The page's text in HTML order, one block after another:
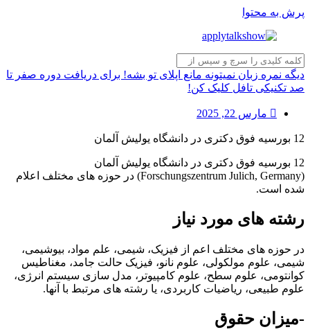
پرش به محتوا
دیگه نمره زبان نمیتونه مانع اپلای تو بشه! برای دریافت دوره صفر تا
صد تکنیکی تافل کلیک کن!
مارس 22, 2025
12 بورسیه فوق دکتری در دانشگاه یولیش آلمان
12 بورسیه فوق دکتری در دانشگاه یولیش آلمان
(Forschungszentrum Julich, Germany) در حوزه های مختلف اعلام
شده است.
رشته های مورد نیاز
در حوزه های مختلف اعم از فیزیک، شیمی، علم مواد، بیوشیمی،
شیمی، علوم مولکولی، علوم نانو، فیزیک حالت جامد، مغناطیس
کوانتومی، علوم سطح، علوم کامپیوتر، مدل سازی سیستم انرژی،
علوم طبیعی، ریاضیات کاربردی، یا رشته های مرتبط با آنها.
-میزان حقوق